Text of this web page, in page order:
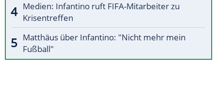
Medien: Infantino ruft FIFA-Mitarbeiter zu
Krisentreffen
Matthäus über Infantino: "Nicht mehr mein
Fußball"